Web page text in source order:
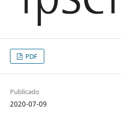
PDF
Publicado
2020-07-09